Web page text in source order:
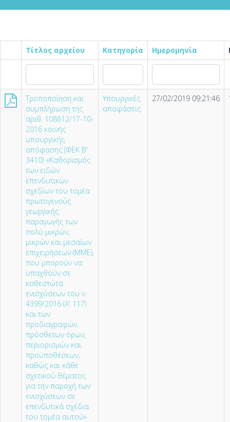
Τίτλος αρχείου Κατηγορία Ημερομηνία
Τροποποίηση και
συμπλήρωση της
αριθ. 108612/17-10-
2016 κοινής
υπουργικής
απόφασης (ΦΕΚ Β'
3410) «Καθορισμός
των ειδών
επενδυτικών
σχεδίων του τομέα
πρωτογενούς
γεωργικής
παραγωγής των
πολύ μικρών,
μικρών και μεσαίων
επιχειρήσεων (ΜΜΕ),
που μπορούν να
υπαχθούν σε
καθεστώτα
ενισχύσεων του ν.
4399/2016 (A' 117)
και των
προδιαγραφών,
πρόσθετων όρων,
περιορισμών και
προϋποθέσεων,
καθώς και κάθε
σχετικού θέματος
για την παροχή των
ενισχύσεων σε
επενδυτικά σχέδια
του τομέα αυτού»
Υπουργικές
αποφάσεις
27/02/2019 09:21:46